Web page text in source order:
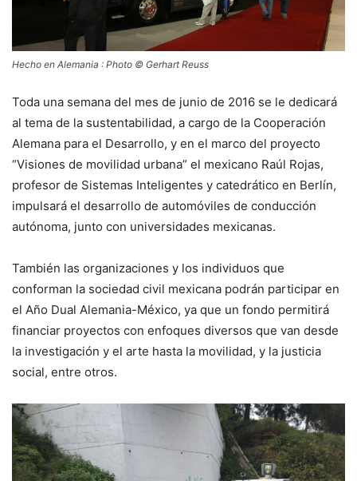
Hecho en Alemania : Photo © Gerhart Reuss
Toda una semana del mes de junio de 2016 se le dedicará
al tema de la sustentabilidad, a cargo de la Cooperación
Alemana para el Desarrollo, y en el marco del proyecto
“Visiones de movilidad urbana” el mexicano Raúl Rojas,
profesor de Sistemas Inteligentes y catedrático en Berlín,
impulsará el desarrollo de automóviles de conducción
autónoma, junto con universidades mexicanas.
También las organizaciones y los individuos que
conforman la sociedad civil mexicana podrán participar en
el Año Dual Alemania-México, ya que un fondo permitirá
financiar proyectos con enfoques diversos que van desde
la investigación y el arte hasta la movilidad, y la justicia
social, entre otros.